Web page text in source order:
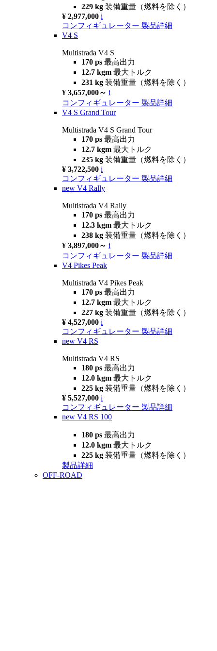
229 kg 装備重量（燃料を除く）
¥ 2,977,000 i
コンフィギュレーター 製品詳細
V4 S
Multistrada V4 S
170 ps 最高出力
12.7 kgm 最大トルク
231 kg 装備重量（燃料を除く）
¥ 3,657,000～ i
コンフィギュレーター 製品詳細
V4 S Grand Tour
Multistrada V4 S Grand Tour
170 ps 最高出力
12.7 kgm 最大トルク
235 kg 装備重量（燃料を除く）
¥ 3,722,500 i
コンフィギュレーター 製品詳細
new V4 Rally
Multistrada V4 Rally
170 ps 最高出力
12.3 kgm 最大トルク
238 kg 装備重量（燃料を除く）
¥ 3,897,000～ i
コンフィギュレーター 製品詳細
V4 Pikes Peak
Multistrada V4 Pikes Peak
170 ps 最高出力
12.7 kgm 最大トルク
227 kg 装備重量（燃料を除く）
¥ 4,527,000 i
コンフィギュレーター 製品詳細
new V4 RS
Multistrada V4 RS
180 ps 最高出力
12.0 kgm 最大トルク
225 kg 装備重量（燃料を除く）
¥ 5,527,000 i
コンフィギュレーター 製品詳細
new V4 RS 100
180 ps 最高出力
12.0 kgm 最大トルク
225 kg 装備重量（燃料を除く）
製品詳細
OFF-ROAD